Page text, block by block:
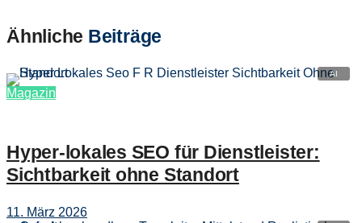
Ähnliche Beiträge
Magazin
Hyper‑lokales SEO für Dienstleister:
Sichtbarkeit ohne Standort
11. März 2026